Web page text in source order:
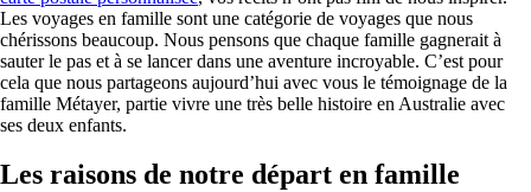
Les voyages en famille sont une catégorie de voyages que nous
chérissons beaucoup. Nous pensons que chaque famille gagnerait à
sauter le pas et à se lancer dans une aventure incroyable. C’est pour
cela que nous partageons aujourd’hui avec vous le témoignage de la
famille Métayer, partie vivre une très belle histoire en Australie avec
ses deux enfants.
Les raisons de notre départ en famille